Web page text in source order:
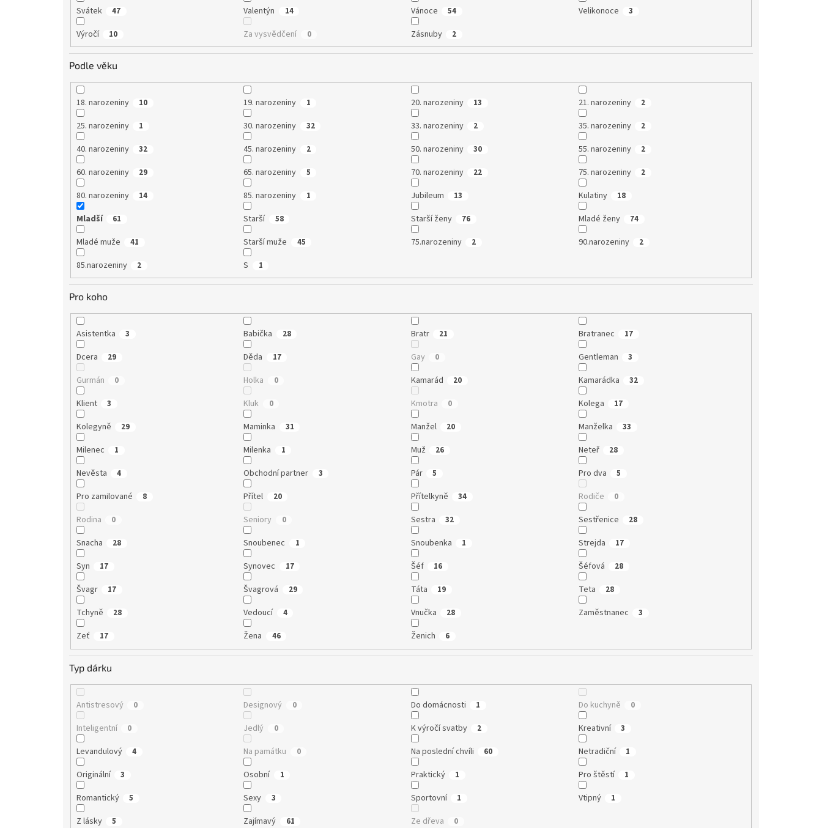
Svátek 47 Valentýn 14 Vánoce 54 Velikonoce 3
Výročí 10 Za vysvědčení 0 Zásnuby 2
Podle věku
18. narozeniny 10 19. narozeniny 1 20. narozeniny 13 21. narozeniny 2
25. narozeniny 1 30. narozeniny 32 33. narozeniny 2 35. narozeniny 2
40. narozeniny 32 45. narozeniny 2 50. narozeniny 30 55. narozeniny 2
60. narozeniny 29 65. narozeniny 5 70. narozeniny 22 75. narozeniny 2
80. narozeniny 14 85. narozeniny 1 Jubileum 13 Kulatiny 18
Mladší 61 Starší 58 Starší ženy 76 Mladé ženy 74
Mladé muže 41 Starší muže 45 75.narozeniny 2 90.narozeniny 2
85.narozeniny 2 S 1
Pro koho
Asistentka 3 Babička 28 Bratr 21 Bratranec 17
Dcera 29 Děda 17 Gay 0 Gentleman 3
Gurmán 0 Holka 0 Kamarád 20 Kamarádka 32
Klient 3 Kluk 0 Kmotra 0 Kolega 17
Kolegyně 29 Maminka 31 Manžel 20 Manželka 33
Milenec 1 Milenka 1 Muž 26 Neteř 28
Nevěsta 4 Obchodní partner 3 Pár 5 Pro dva 5
Pro zamilované 8 Přítel 20 Přítelkyně 34 Rodiče 0
Rodina 0 Seniory 0 Sestra 32 Sestřenice 28
Snacha 28 Snoubenec 1 Snoubenka 1 Strejda 17
Syn 17 Synovec 17 Šéf 16 Šéfová 28
Švagr 17 Švagrová 29 Táta 19 Teta 28
Tchyně 28 Vedoucí 4 Vnučka 28 Zaměstnanec 3
Zeť 17 Žena 46 Ženich 6
Typ dárku
Antistresový 0 Designový 0 Do domácnosti 1 Do kuchyně 0
Inteligentní 0 Jedlý 0 K výročí svatby 2 Kreativní 3
Levandulový 4 Na památku 0 Na poslední chvíli 60 Netradiční 1
Originální 3 Osobní 1 Praktický 1 Pro štěstí 1
Romantický 5 Sexy 3 Sportovní 1 Vtipný 1
Z lásky 5 Zajímavý 61 Ze dřeva 0